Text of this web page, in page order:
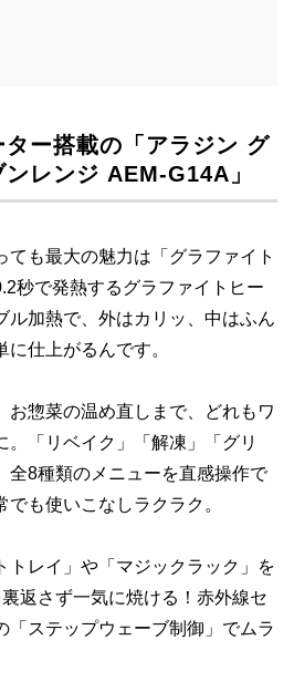
ー搭載の「アラジン グ
レンジ AEM-G14A」
ても最大の魅力は「グラファイト
秒で発熱するグラファイトヒー
ル加熱で、外はカリッ、中はふん
仕上がるんです。
お惣菜の温め直しまで、どれもワ
。「リベイク」「解凍」「グリ
全8種類のメニューを直感操作で
も使いこなしラクラク。
トレイ」や「マジックラック」を
返さず一気に焼ける！赤外線セ
「ステップウェーブ制御」でムラ